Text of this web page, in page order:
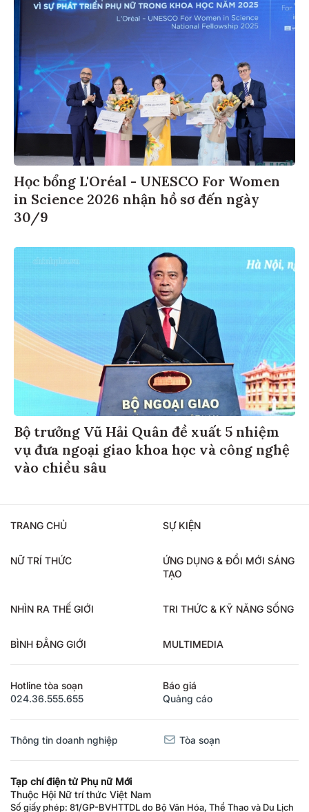
Học bổng L'Oréal - UNESCO For Women
in Science 2026 nhận hồ sơ đến ngày
30/9
Bộ trưởng Vũ Hải Quân đề xuất 5 nhiệm
vụ đưa ngoại giao khoa học và công nghệ
vào chiều sâu
TRANG CHỦ SỰ KIỆN
NỮ TRÍ THỨC
ỨNG DỤNG & ĐỔI MỚI SÁNG
TẠO
NHÌN RA THẾ GIỚI TRI THỨC & KỸ NĂNG SỐNG
BÌNH ĐẲNG GIỚI MULTIMEDIA
Hotline tòa soạn
024.36.555.655
Báo giá
Quảng cáo
Thông tin doanh nghiệp Tòa soạn
Tạp chí điện tử Phụ nữ Mới
Thuộc Hội Nữ trí thức Việt Nam
Số giấy phép: 81/GP-BVHTTDL do Bộ Văn Hóa, Thể Thao và Du Lịch